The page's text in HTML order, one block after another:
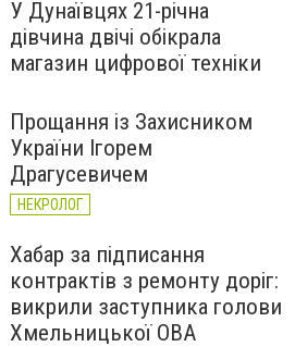
У Дунаївцях 21-річна
дівчина двічі обікрала
магазин цифрової техніки
Прощання із Захисником
України Ігорем
Драгусевичем
НЕКРОЛОГ
Хабар за підписання
контрактів з ремонту доріг:
викрили заступника голови
Хмельницької ОВА